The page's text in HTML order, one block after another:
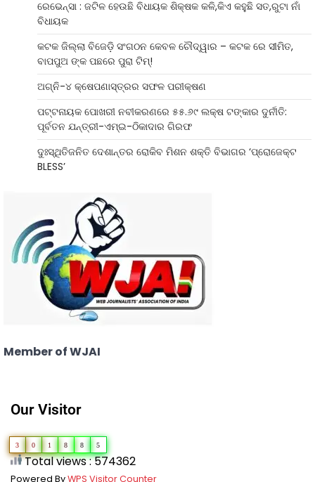
ରେଭେନ୍ସା : ଜଟିଳ ହେଉଛି ବିଧାୟକ ଶିକ୍ଷକ କଳି,କିଏ କହୁଛି ସତ,ରୁଟା ନାଁ
ବିଧାୟକ
କଟକ ଜିଲ୍ଲା ବିଜେଡ଼ି ସଂଗଠନ କେବଳ ଚୌଦ୍ୱାର – କଟକ ରେ ସୀମିତ,
ବାପପୁଅ ଙ୍କ ପଛରେ ପୁରା ଟିମ୍!
ଅଗ୍ନି-୪ କ୍ଷେପଣାସ୍ତ୍ରର ସଫଳ ପରୀକ୍ଷଣ
ପଟ୍ଟନାୟକ ପୋଖରୀ ନବୀକରଣରେ ୫୫.୬୯ ଲକ୍ଷ ଟଙ୍କାର ଦୁର୍ନୀତି:
ପୂର୍ବତନ ଯନ୍ତ୍ରୀ-ଏମ୍‌ଇ-ଠିକାଦାର ଗିରଫ
ଦୁଃସ୍ଥିତିଜନିତ ଦେଶାନ୍ତର ରୋକିବ ମିଶନ ଶକ୍ତି ବିଭାଗର ‘ପ୍ରୋଜେକ୍ଟ
BLESS’
Member of WJAI
Our Visitor
3 0 1 8 8 5
Total views : 574362
Powered ByWPS Visitor Counter